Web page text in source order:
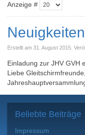
Anzeige #
Neuigkeiten
Erstellt am 31. August 2015.
Einladung zur JHV GVH
Liebe
Beliebte Beiträge
Impressum